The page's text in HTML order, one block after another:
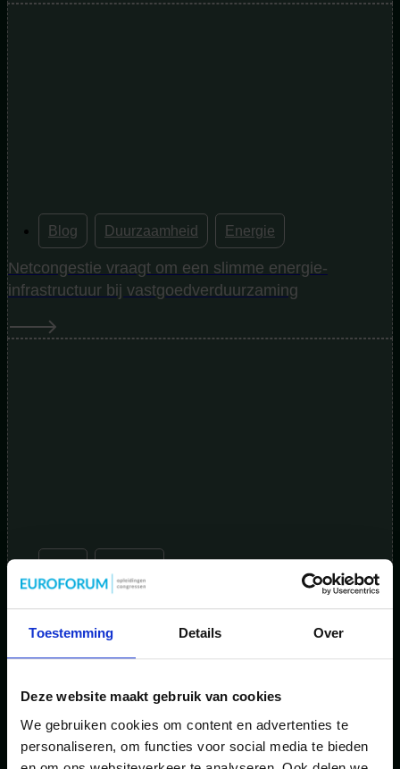
Toestemming Details Over
Deze website maakt gebruik van cookies
We gebruiken cookies om content en advertenties te
personaliseren, om functies voor social media te bieden
Blog Duurzaamheid Energie
Netcongestie vraagt om een slimme energie-
infrastructuur bij vastgoedverduurzaming
scherpe keuzes